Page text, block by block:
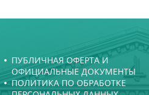
ПУБЛИЧНАЯ ОФЕРТА И
ОФИЦИАЛЬНЫЕ ДОКУМЕНТЫ
ПОЛИТИКА ПО ОБРАБОТКЕ